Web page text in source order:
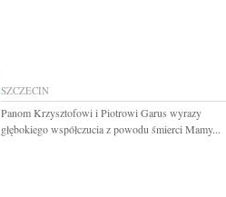
SZCZECIN
Panom Krzysztofowi i Piotrowi Garus wyrazy
głębokiego współczucia z powodu śmierci Mamy...